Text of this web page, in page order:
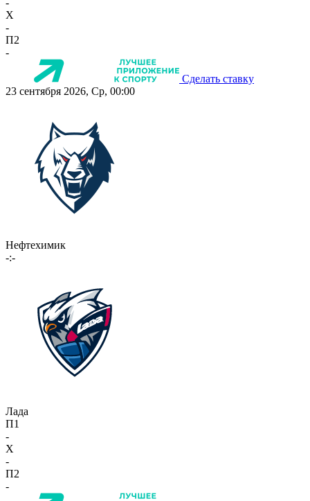
-
X
-
П2
-
Сделать ставку
23 сентября 2026, Ср, 00:00
Нефтехимик
-:-
Лада
П1
-
X
-
П2
-